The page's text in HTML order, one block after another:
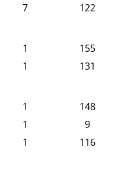
7 122
1
155
1 131
1
148
1
9
1 116